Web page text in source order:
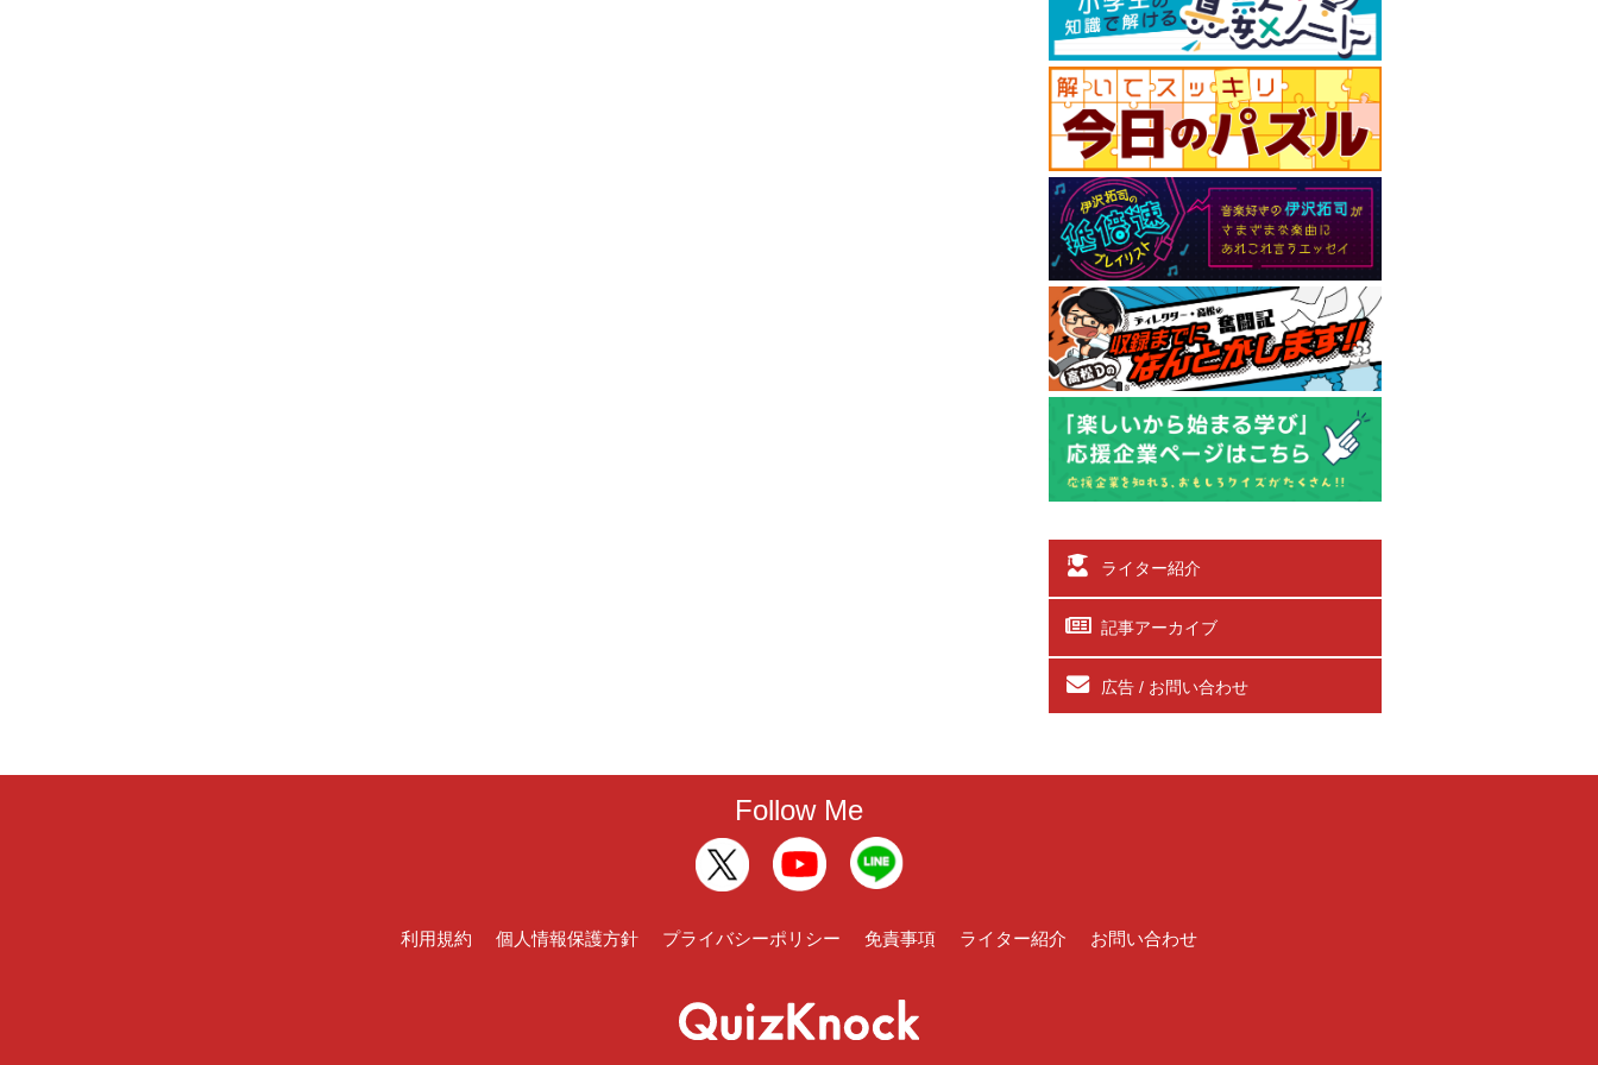
ライター紹介
記事アーカイブ
広告 / お問い合わせ
Follow Me
利用規約 個人情報保護方針 プライバシーポリシー 免責事項 ライター紹介 お問い合わせ